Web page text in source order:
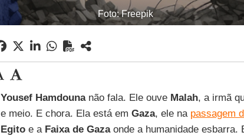
Foto: Freepik
Yousef Hamdounanão fala. Ele ouve Malah, a irmã
e meio. E chora. Ela está em Gaza, ele na passagem
Egitoe a Faixa de Gazaonde a humanidade esbarra.